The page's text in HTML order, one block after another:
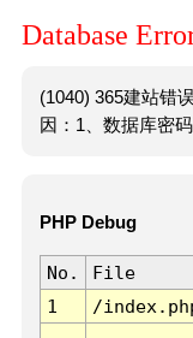
Database
(1040) 365建站错
因：1、数据库密
PHP Debug
No. File
1
/